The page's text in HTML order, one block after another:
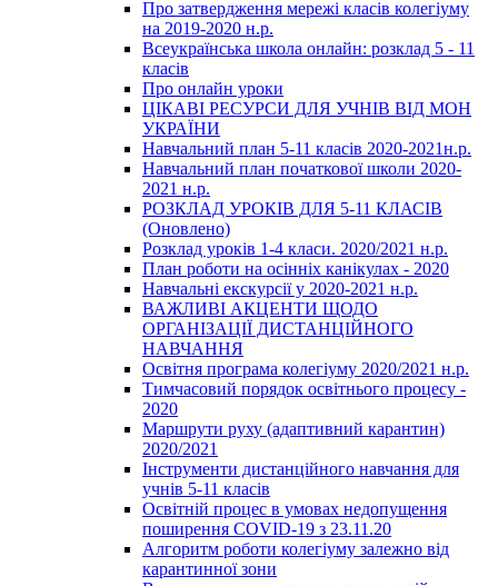
Про затвердження мережі класів колегіуму
на 2019-2020 н.р.
Всеукраїнська школа онлайн: розклад 5 - 11
класів
Про онлайн уроки
ЦІКАВІ РЕСУРСИ ДЛЯ УЧНІВ ВІД МОН
УКРАЇНИ
Навчальний план 5-11 класів 2020-2021н.р.
Навчальний план початкової школи 2020-
2021 н.р.
РОЗКЛАД УРОКІВ ДЛЯ 5-11 КЛАСІВ
(Оновлено)
Розклад уроків 1-4 класи. 2020/2021 н.р.
План роботи на осінніх канікулах - 2020
Навчальні екскурсії у 2020-2021 н.р.
ВАЖЛИВІ АКЦЕНТИ ЩОДО
ОРГАНІЗАЦІЇ ДИСТАНЦІЙНОГО
НАВЧАННЯ
Освітня програма колегіуму 2020/2021 н.р.
Тимчасовий порядок освітнього процесу -
2020
Маршрути руху (адаптивний карантин)
2020/2021
Інструменти дистанційного навчання для
учнів 5-11 класів
Освітній процес в умовах недопущення
поширення COVID-19 з 23.11.20
Алгоритм роботи колегіуму залежно від
карантинної зони